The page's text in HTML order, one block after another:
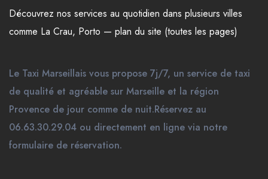
Découvrez nos services au quotidien dans plusieurs villes
comme La Crau, Porto — plan du site (toutes les pages)
Le Taxi Marseillais vous propose 7j/7, un service de taxi
de qualité et agréable sur Marseille et la région
Provence de jour comme de nuit.Réservez au
06.63.30.29.04 ou directement en ligne via notre
formulaire de réservation.